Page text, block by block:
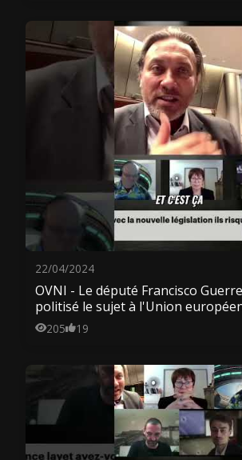
22/04/2024
OVNI - Le député Francisco
politisé le sujet à l'Union
205 19